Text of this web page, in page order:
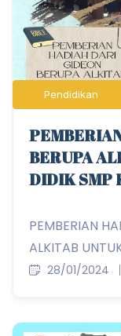
Pendidikan
BERUPA
DIDIK SMP
PEMBERIAN
ALKITAB
28/01/2024